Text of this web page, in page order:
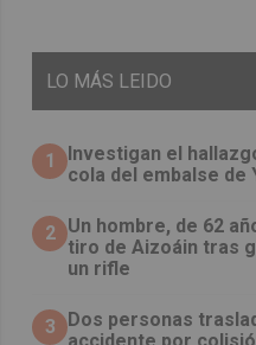
LO MÁS LEIDO
1
Investigan el
cola del embalse de
2 Un hombre, de 62
tiro de Aizoáin tras
un rifle
3
​Dos personas